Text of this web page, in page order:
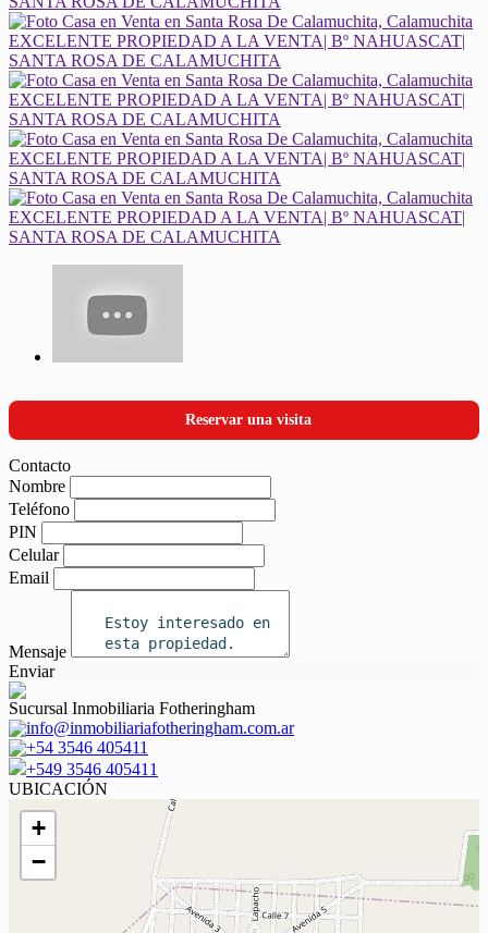
Reservar una visita
Contacto
Nombre
Teléfono
PIN
Celular
Email
Mensaje
Enviar
Sucursal Inmobiliaria Fotheringham
info@inmobiliariafotheringham.com.ar
+54 3546 405411
+549 3546 405411
UBICACIÓN
+
−